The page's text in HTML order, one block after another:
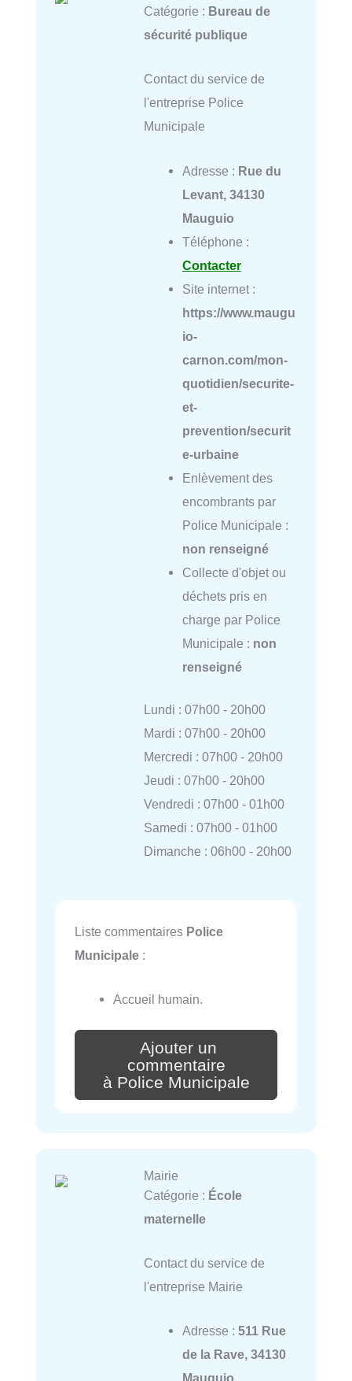
Catégorie : Bureau de
sécurité publique
Contact du service de
l'entreprise Police
Municipale
Adresse : Rue du
Levant, 34130
Mauguio
Téléphone :
Contacter
Site internet :
https://www.maugu
io-
carnon.com/mon-
quotidien/securite-
et-
prevention/securit
e-urbaine
Enlèvement des
encombrants par
Police Municipale :
non renseigné
Collecte d'objet ou
déchets pris en
charge par Police
Municipale : non
renseigné
Lundi : 07h00 - 20h00
Mardi : 07h00 - 20h00
Mercredi : 07h00 - 20h00
Jeudi : 07h00 - 20h00
Vendredi : 07h00 - 01h00
Samedi : 07h00 - 01h00
Dimanche : 06h00 - 20h00
Liste commentaires Police
Municipale :
Accueil humain.
Ajouter un
commentaire
à Police Municipale
Mairie
Catégorie : École
maternelle
Contact du service de
l'entreprise Mairie
Adresse : 511 Rue
de la Rave, 34130
Mauguio